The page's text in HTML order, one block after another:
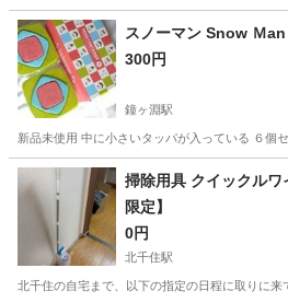
東京 練馬区 ラッピング用品 紙管
300円
鐘ヶ淵駅
新品未使用 中に小さいタッパが入っている ６個
東京 墨田区 鐘ヶ淵駅 生活雑貨
掃除用具 クイックル
限定】
0円
北千住駅
北千住の自宅まで、以下の指定の日程に取りに